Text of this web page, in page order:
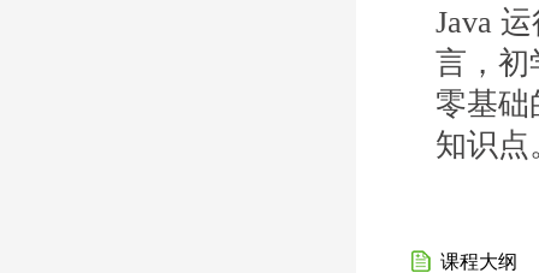
Java
言，初
零基础
知识点
课程大纲